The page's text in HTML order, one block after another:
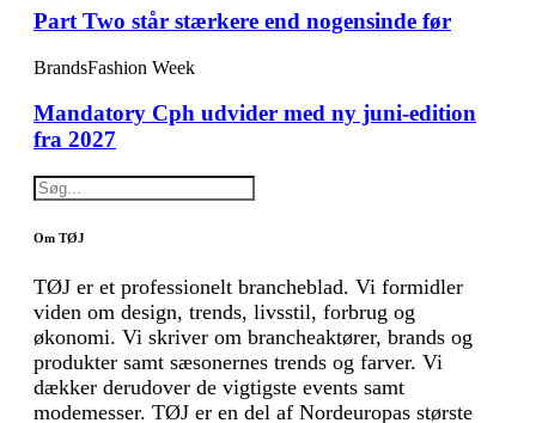
Part Two står stærkere end nogensinde før
BrandsFashion Week
Mandatory Cph udvider med ny juni-edition
fra 2027
Om TØJ
TØJ er et professionelt brancheblad. Vi formidler
viden om design, trends, livsstil, forbrug og
økonomi. Vi skriver om brancheaktører, brands og
produkter samt sæsonernes trends og farver. Vi
dækker derudover de vigtigste events samt
modemesser. TØJ er en del af Nordeuropas største